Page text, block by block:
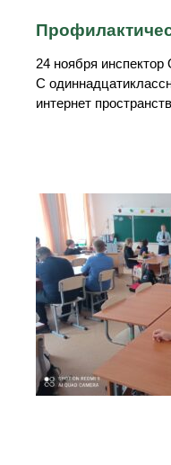
24 ноября
С
интернет